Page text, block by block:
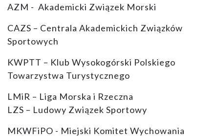
AZM - Akademicki Związek Morski
CAZS – Centrala Akademickich Związków
Sportowych
KWPTT – Klub Wysokogórski Polskiego
Towarzystwa Turystycznego
LMiR – Liga Morska i Rzeczna
LZS – Ludowy Związek Sportowy
MKWFiPO - Miejski Komitet Wychowania